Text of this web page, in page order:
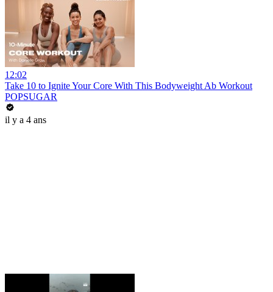
12:02
Take 10 to Ignite Your Core With This Bodyweight Ab Workout
POPSUGAR
il y a 4 ans